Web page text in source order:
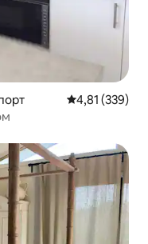
Середня
4,81 (339)